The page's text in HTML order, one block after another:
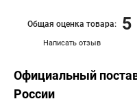
Написать отзыв
Общая оценка товара: 5
Официальный
России